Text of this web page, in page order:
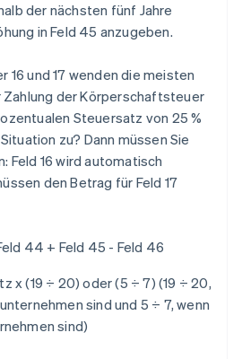
der nächsten fünf Jahre
in Feld 45 anzugeben.
16 und 17 wenden die meisten
der Körperschaftsteuer
Steuersatz von 25 %
zu? Dann müssen Sie
Feld 16 wird automatisch
den Betrag für Feld 17
44 + Feld 45 - Feld 46
x (19 ÷ 20) oder (5 ÷ 7) (19 ÷ 20,
sind und 5 ÷ 7, wenn
sind)